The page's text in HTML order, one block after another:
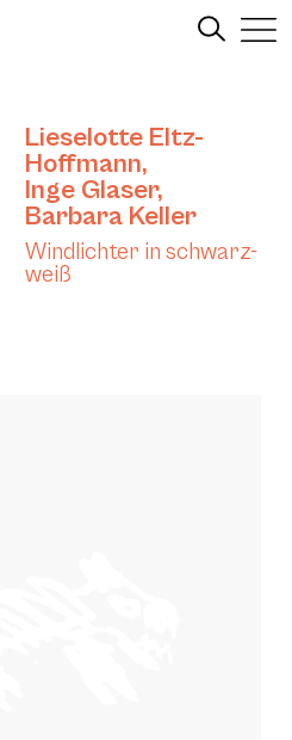
Lieselotte Eltz-
Hoffmann,
Inge Glaser,
Barbara Keller
Windlichter in schwarz-
weiß